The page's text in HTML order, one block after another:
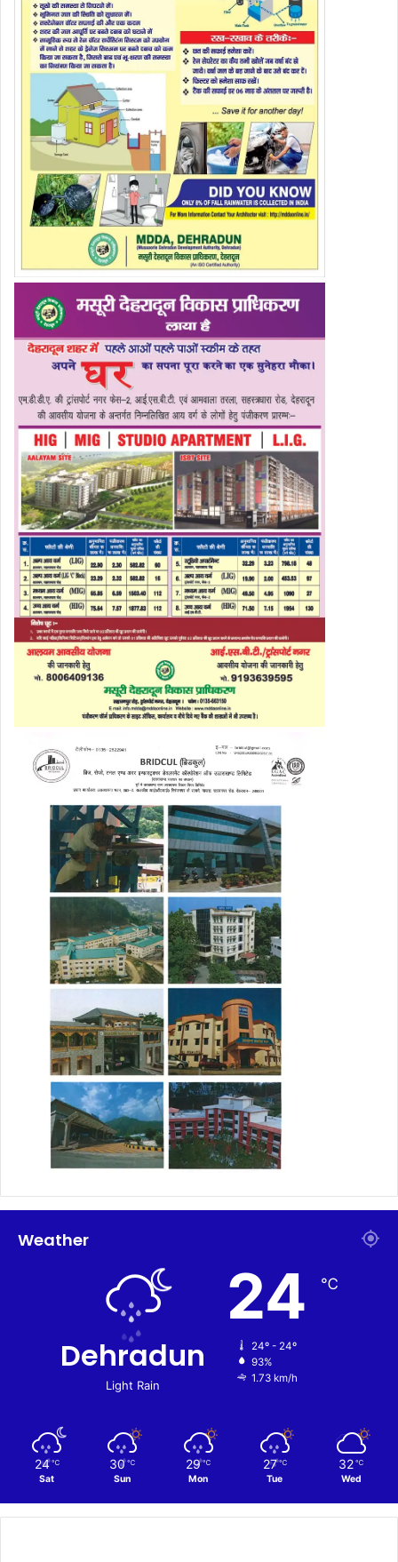
Weather
Dehradun
Light Rain
24 ℃
24º - 24º
93%
1.73 km/h
24 ℃
Sat
30 ℃
Sun
29 ℃
Mon
27 ℃
Tue
32 ℃
Wed